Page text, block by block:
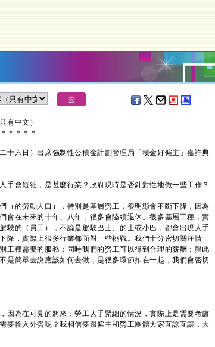
有中文）
＊ ＊ ＊ ＊ ＊
六日）出席強制性公積金計劃管理局「積金好僱主」嘉許典
手會短絀，是甚麼行業？政府現時是否針對性地做一些工作？
（的勞動人口），特別是基層勞工，很明顯會不斷下降，因為
會在未來的十年、八年，很多會陸續退休。很多基層工種，實
駛的（員工），不論是駕駛巴士、的士或小巴，都會出現人手
降，實際上很多行業都面對一些挑戰。我們十分密切關注情
工種需要的服務；同時我們的勞工可以得到合理的薪酬；與此
是簡單去說應該如何去做，是很多環節扣在一起，我們會密切
因為在可見的將來，勞工人手緊絀的情況，實際上是需要考慮
要輸入外勞呢？我相信要跟僱主和勞工團體大家互諒互讓，大